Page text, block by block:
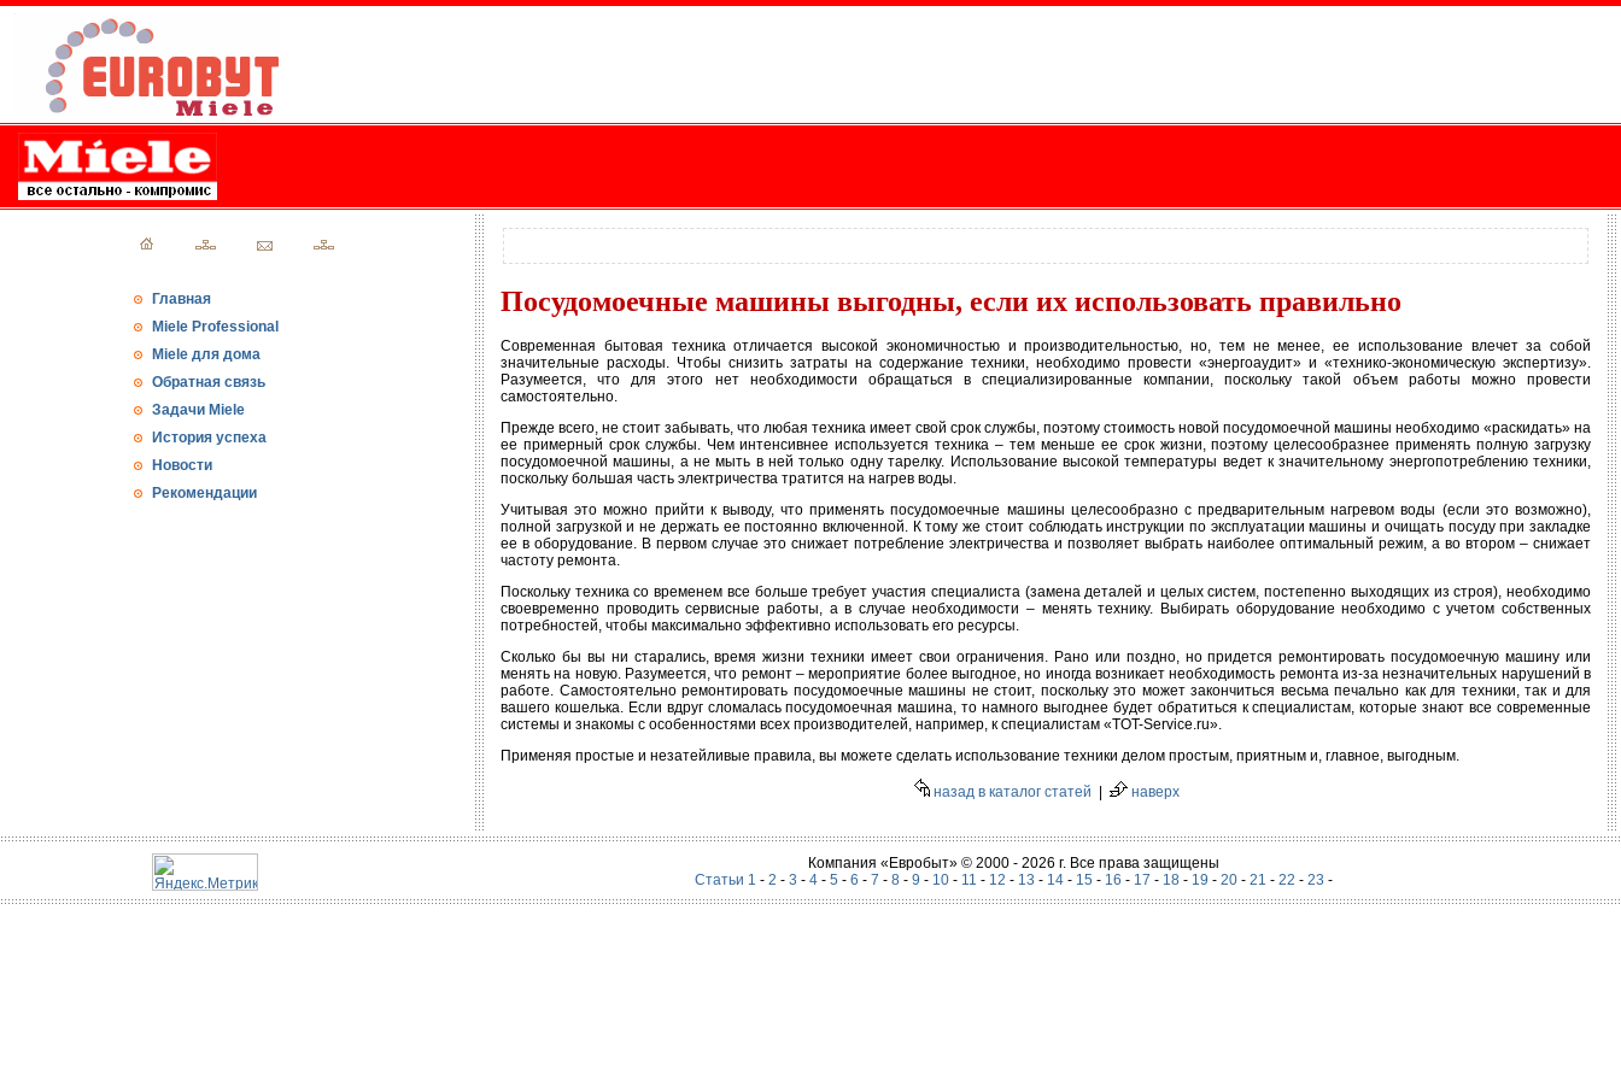
Главная
Miele Professional
Miele для дома
Обратная связь
Задачи Miele
История успеха
Новости
Рекомендации
Посудомоечные машины выгодны, если их использовать правильно
Современная бытовая техника отличается высокой экономичностью и производительностью, но, тем не менее, ее использование влечет за собой
значительные расходы. Чтобы снизить затраты на содержание техники, необходимо провести «энергоаудит» и «технико-экономическую экспертизу».
Разумеется, что для этого нет необходимости обращаться в специализированные компании, поскольку такой объем работы можно провести
самостоятельно.
Прежде всего, не стоит забывать, что любая техника имеет свой срок службы, поэтому стоимость новой посудомоечной машины необходимо «раскидать» на
ее примерный срок службы. Чем интенсивнее используется техника – тем меньше ее срок жизни, поэтому целесообразнее применять полную загрузку
посудомоечной машины, а не мыть в ней только одну тарелку. Использование высокой температуры ведет к значительному энергопотреблению техники,
поскольку большая часть электричества тратится на нагрев воды.
Учитывая это можно прийти к выводу, что применять посудомоечные машины целесообразно с предварительным нагревом воды (если это возможно),
полной загрузкой и не держать ее постоянно включенной. К тому же стоит соблюдать инструкции по эксплуатации машины и очищать посуду при закладке
ее в оборудование. В первом случае это снижает потребление электричества и позволяет выбрать наиболее оптимальный режим, а во втором – снижает
частоту ремонта.
Поскольку техника со временем все больше требует участия специалиста (замена деталей и целых систем, постепенно выходящих из строя), необходимо
своевременно проводить сервисные работы, а в случае необходимости – менять технику. Выбирать оборудование необходимо с учетом собственных
потребностей, чтобы максимально эффективно использовать его ресурсы.
Сколько бы вы ни старались, время жизни техники имеет свои ограничения. Рано или поздно, но придется ремонтировать посудомоечную машину или
менять на новую. Разумеется, что ремонт – мероприятие более выгодное, но иногда возникает необходимость ремонта из-за незначительных нарушений в
работе. Самостоятельно ремонтировать посудомоечные машины не стоит, поскольку это может закончиться весьма печально как для техники, так и для
вашего кошелька. Если вдруг сломалась посудомоечная машина, то намного выгоднее будет обратиться к специалистам, которые знают все современные
системы и знакомы с особенностями всех производителей, например, к специалистам «TOT-Service.ru».
Применяя простые и незатейливые правила, вы можете сделать использование техники делом простым, приятным и, главное, выгодным.
назад в каталог статей наверх
Компания «Евробыт» © 2000 - 2026 г. Все права защищены
Статьи 1 - 2 - 3 - 4- 5 - 6 - 7 - 8- 9 - 10- 11 - 12 - 13 - 14- 15 - 16 - 17 - 18- 19 - 20- 21 - 22 - 23 -